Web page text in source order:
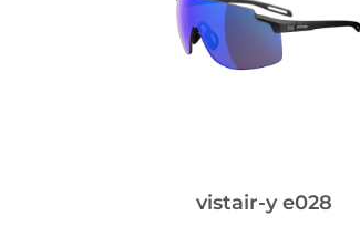
vistair-y e028